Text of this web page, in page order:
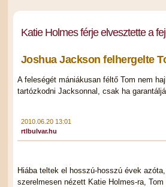
Katie Holmes férje elvesztette a
Joshua Jackson felhergelte
A feleségét mániákusan féltő Tom nem
tartózkodni Jacksonnal, csak ha
2010.06.20 13:01
rtlbulvar.hu
Hiába teltek el hosszú-hosszú évek
szerelmesen nézett Katie Holmes-ra,